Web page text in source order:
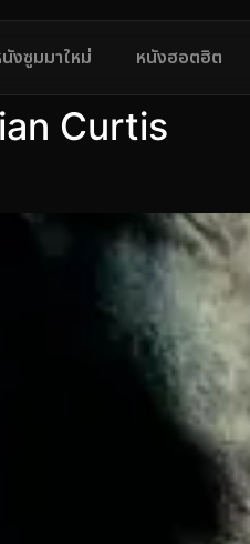
งซูมมาใหม่ หนังฮอตฮิต
Curtis